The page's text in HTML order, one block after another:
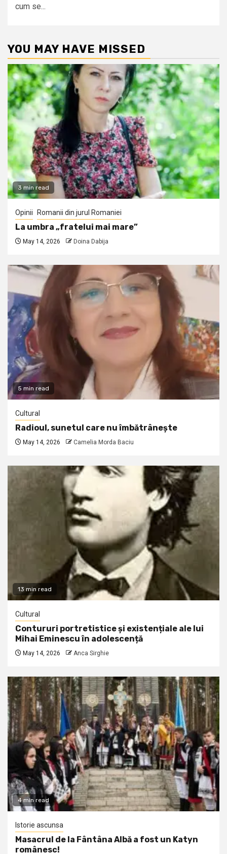
cum se...
YOU MAY HAVE MISSED
3 min read
Opinii Romanii din jurul Romaniei
La umbra „fratelui mai mare”
May 14, 2026 Doina Dabija
5 min read
Cultural
Radioul, sunetul care nu îmbătrânește
May 14, 2026 Camelia Morda Baciu
13 min read
Cultural
Contururi portretistice și existențiale ale lui
Mihai Eminescu în adolescență
May 14, 2026 Anca Sirghie
4 min read
Istorie ascunsa
Masacrul de la Fântâna Albă a fost un Katyn
românesc!